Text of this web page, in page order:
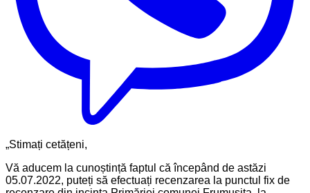
„Stimați cetățeni,
Vă aducem la cunoștință faptul că începând de astăzi
05.07.2022, puteți să efectuați recenzarea la punctul fix de